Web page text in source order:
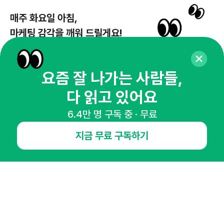
매주 화요일 아침,
마케팅 감각을 깨워 드릴게요!
뉴스레터 구독하기
오픈애즈란
요즘 잘 나가는 사람들,
다 읽고 있어요
6.4만 명 구독 중 · 무료
지금 무료 구독하기